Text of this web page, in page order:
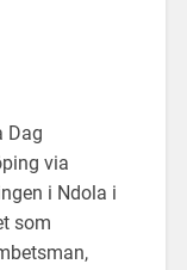
Dag
via
i Ndola i
som